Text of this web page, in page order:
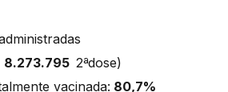
8.273.795 2ªdose)
vacinada: 80,7%